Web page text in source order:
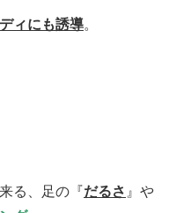
ィにも誘導。
る、足の『だるさ 』や